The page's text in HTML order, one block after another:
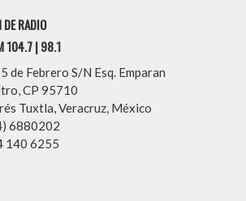
DE RADIO
104.7 | 98.1
de Febrero S/N Esq. Emparan
CP 95710
Tuxtla, Veracruz, México
6880202
140 6255